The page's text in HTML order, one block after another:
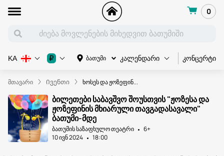
0
ბათუმი კალენდარი კონცერტი
KA ₽
მთავარი Ივენთი ხოსეს და ჟოზეფინ...
ბილეთები საბავშვო შოუსთვის "ჟოზესა და
ჟოზეფინის მხიარული თავგადასავალი"
ბათუმი-მდე
ბათუმის საზაფხულო თეატრი
6+
10 ივნ 2024
18:00